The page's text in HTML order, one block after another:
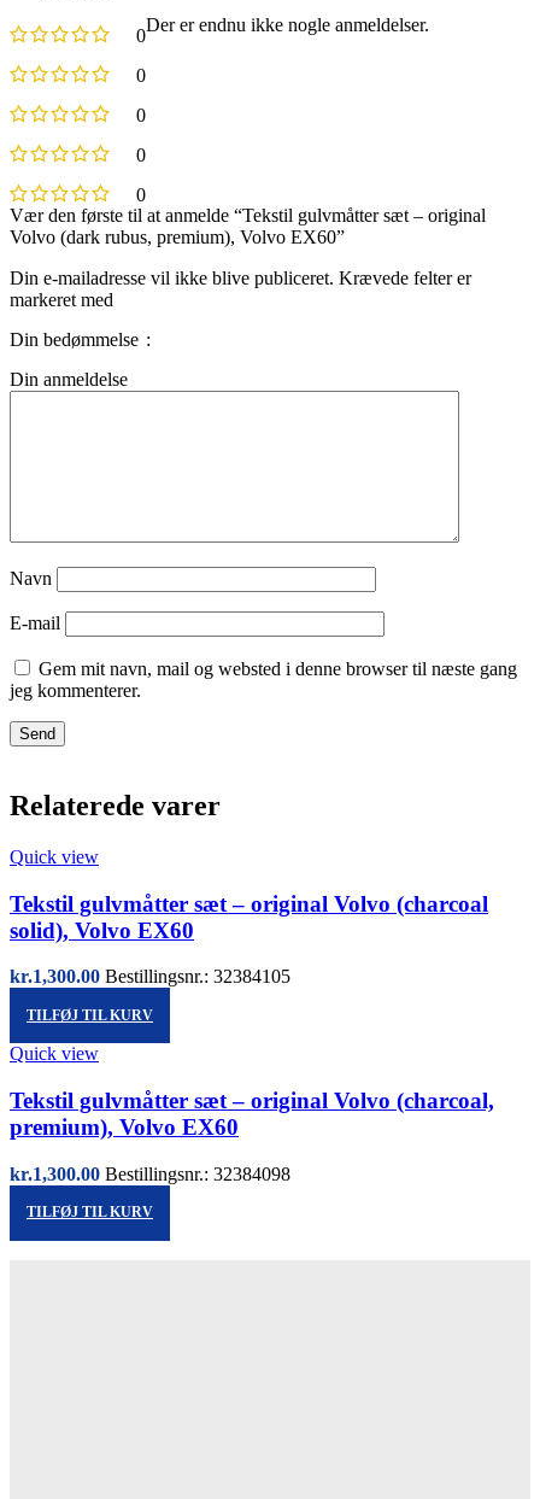
0
0
0
0
0
Der er endnu ikke nogle anmeldelser.
Vær den første til at anmelde “Tekstil gulvmåtter sæt – original
Volvo (dark rubus, premium), Volvo EX60”
Din e-mailadresse vil ikke blive publiceret. Krævede felter er
markeret med
Din bedømmelse
Din anmeldelse
Navn
E-mail
Gem mit navn, mail og websted i denne browser til næste gang
jeg kommenterer.
Relaterede varer
Quick view
Tekstil gulvmåtter sæt – original Volvo (charcoal
solid), Volvo EX60
kr.1,300.00 Bestillingsnr.: 32384105
TILFØJ TIL KURV
Quick view
Tekstil gulvmåtter sæt – original Volvo (charcoal,
premium), Volvo EX60
kr.1,300.00 Bestillingsnr.: 32384098
TILFØJ TIL KURV